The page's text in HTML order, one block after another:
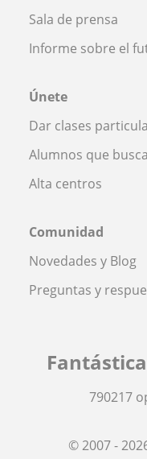
Sala de prensa
Informe sobre el
Únete
Dar clases
Alumnos que
Alta centros
Comunidad
Novedades y Blog
Preguntas y
Fantástica
790217
© 2007 -